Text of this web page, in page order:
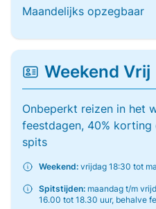
Maandelijks opzegbaar
Weekend Vrij
Onbeperkt reizen in het
feestdagen, 40%
spits
Weekend: vrijdag 18:30 tot
Spitstijden: maandag t/m
16.00 tot 18.30 uur, behalve